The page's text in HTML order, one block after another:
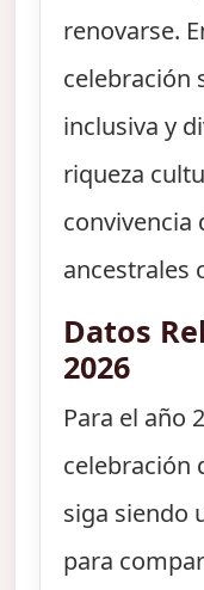
renovarse.
celebración
inclusiva y
riqueza
convivencia
ancestrales
Datos
2026
Para el año
celebración
siga siendo
para